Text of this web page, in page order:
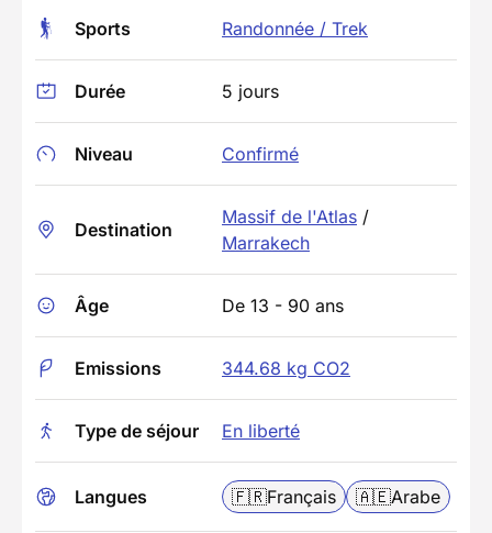
Sports Randonnée / Trek
Durée 5 jours
Niveau Confirmé
Destination
Massif de l'Atlas /
Marrakech
Âge De 13 - 90 ans
Emissions 344.68 kg CO2
Type de séjour En liberté
Langues 🇫🇷Français 🇦🇪Arabe